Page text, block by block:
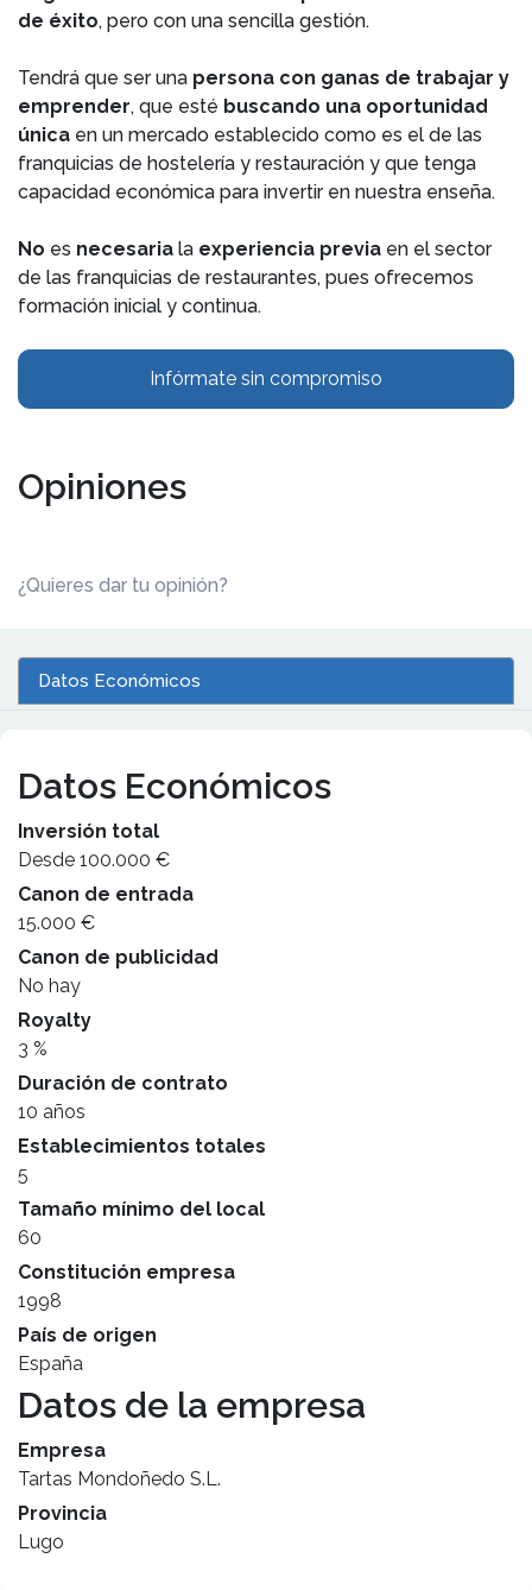
de éxito, pero con una sencilla gestión.
Tendrá que ser una persona con ganas de trabajar y
emprender, que esté buscando una oportunidad
única en un mercado establecido como es el de las
franquicias de hostelería y restauración y que tenga
capacidad económica para invertir en nuestra enseña.
No es necesaria la experiencia previa en el sector
de las franquicias de restaurantes, pues ofrecemos
formación inicial y continua.
Infórmate sin compromiso
Opiniones
¿Quieres dar tu opinión?
Datos Económicos
Datos Económicos
Inversión total
Desde 100.000 €
Canon de entrada
15.000 €
Canon de publicidad
No hay
Royalty
3 %
Duración de contrato
10 años
Establecimientos totales
5
Tamaño mínimo del local
60
Constitución empresa
1998
País de origen
España
Datos de la empresa
Empresa
Tartas Mondoñedo S.L.
Provincia
Lugo